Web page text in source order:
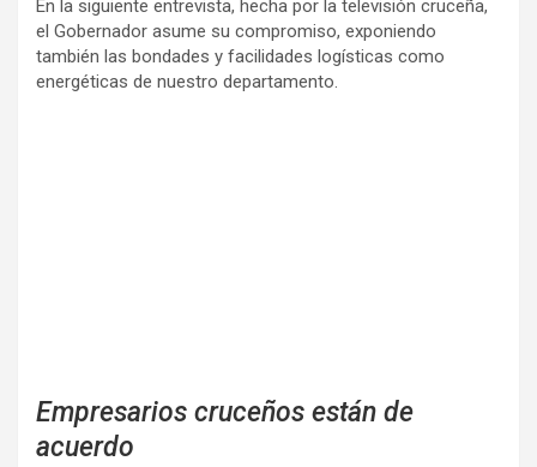
En la siguiente entrevista, hecha por la televisión cruceña,
el Gobernador asume su compromiso, exponiendo
también las bondades y facilidades logísticas como
energéticas de nuestro departamento.
Empresarios cruceños están de
acuerdo